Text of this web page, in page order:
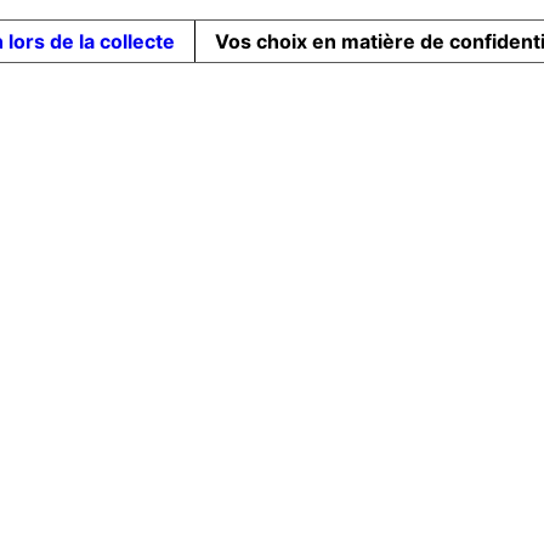
lors de la collecte Vos choix en matière de